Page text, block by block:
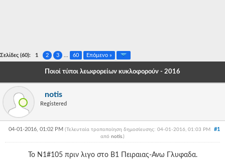
-
-
-
-
Σελίδες (60): 1 2 3 60 Επόμενο »
Ποιοί τύποι λεωφορείων κυκλοφορούν - 2016
notis
Registered
#1
04-01-2016, 01:02 PM (Τελευταία τροποποίηση δημοσίευσης: 04-01-2016, 01:03 PM
από notis.)
Το Ν1#105 πριν λιγο στο Β1 Πειραιας-Ανω Γλυφαδα.